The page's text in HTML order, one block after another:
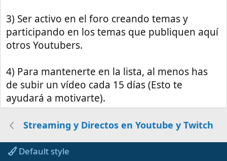
3) Ser activo en el foro creando temas y
participando en los temas que publiquen aquí
otros Youtubers.
4) Para mantenerte en la lista, al menos has
de subir un vídeo cada 15 días (Esto te
ayudará a motivarte).
Streaming y Directos en Youtube y Twitch
Default style